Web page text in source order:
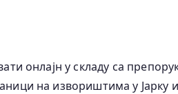
онлајн у складу са
на извориштима у